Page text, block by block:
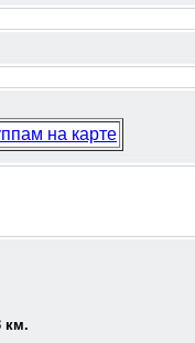
на карте
км.